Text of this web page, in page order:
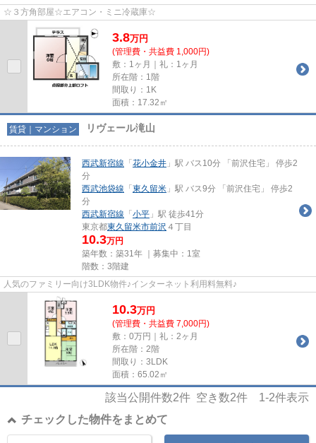
☆３方角部屋☆エアコン・ミニ冷蔵庫☆
3.8万円
(管理費・共益費 1,000円)
敷：1ヶ月｜礼：1ヶ月
所在階：1階
間取り：1K
面積：17.32㎡
賃貸｜マンション リヴェール滝山
西武新宿線 「 花小金井 」駅 バス10分 「前沢住宅」 停歩2
分
西武池袋線 「 東久留米 」駅 バス9分 「前沢住宅」 停歩2
分
西武新宿線 「 小平 」駅 徒歩41分
東京都東久留米市前沢 ４丁目
10.3万円
築年数：築31年 ｜募集中： 1室
階数：3階建
人気のファミリー向け3LDK物件♪インターネット利用料無料♪
10.3万円
(管理費・共益費 7,000円)
敷：0万円｜礼：2ヶ月
所在階：2階
間取り：3LDK
面積：65.02㎡
該当公開件数2件 空き数2件 1-2件表示
チェックした物件をまとめて